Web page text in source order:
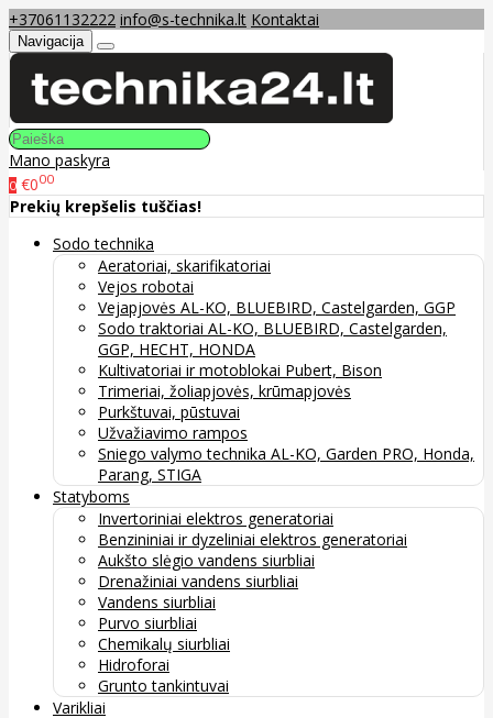
+37061132222 info@s-technika.lt Kontaktai
Navigacija
Mano paskyra
0 €000
Prekių krepšelis tuščias!
Sodo technika
Aeratoriai, skarifikatoriai
Vejos robotai
Vejapjovės AL-KO, BLUEBIRD, Castelgarden, GGP
Sodo traktoriai AL-KO, BLUEBIRD, Castelgarden,
GGP, HECHT, HONDA
Kultivatoriai ir motoblokai Pubert, Bison
Trimeriai, žoliapjovės, krūmapjovės
Purkštuvai, pūstuvai
Užvažiavimo rampos
Sniego valymo technika AL-KO, Garden PRO, Honda,
Parang, STIGA
Statyboms
Invertoriniai elektros generatoriai
Benzininiai ir dyzeliniai elektros generatoriai
Aukšto slėgio vandens siurbliai
Drenažiniai vandens siurbliai
Vandens siurbliai
Purvo siurbliai
Chemikalų siurbliai
Hidroforai
Grunto tankintuvai
Varikliai